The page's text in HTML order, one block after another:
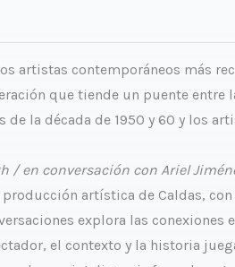
artistas contemporáneos más
que tiende un puente entre
la década de 1950 y 60 y los
/ en conversación con Ariel
artística de Caldas,
explora las conexiones
el contexto y la historia